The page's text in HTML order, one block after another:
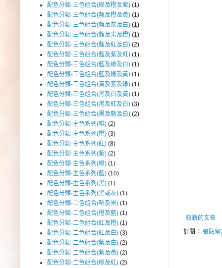
較新的文章
訂閱： 張貼留
配色分類-三色組合(綠及橙及紫) (1)
配色分類-三色組合(藍及橙及黃) (1)
配色分類-三色組合(藍及灰及白) (1)
配色分類-三色組合(藍及米及橙) (1)
配色分類-三色組合(藍及紅及白) (2)
配色分類-三色組合(藍及紫及紅) (1)
配色分類-三色組合(藍及綠及白) (1)
配色分類-三色組合(藍及綠及黃) (1)
配色分類-三色組合(黃及紫及綠) (1)
配色分類-三色組合(黑及白及黃) (1)
配色分類-三色組合(黑及紅及白) (3)
配色分類-三色組合(黑及藍及白) (2)
配色分類-主色系列(啡) (2)
配色分類-主色系列(橙) (3)
配色分類-主色系列(紅) (8)
配色分類-主色系列(紫) (2)
配色分類-主色系列(綠) (1)
配色分類-主色系列(藍) (10)
配色分類-主色系列(黑) (1)
配色分類-主色系列(黑或灰) (1)
配色分類-二色組合(啡及米) (1)
配色分類-二色組合(橙及藍) (1)
配色分類-二色組合(紅及橙) (1)
配色分類-二色組合(紅及白) (3)
配色分類-二色組合(紫及白) (2)
配色分類-二色組合(紫及黃) (2)
配色分類-二色組合(綠及紅) (2)